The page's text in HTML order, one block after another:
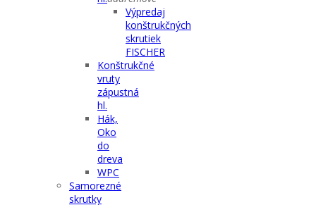
Výpredaj
konštrukčných
skrutiek
FISCHER
Konštrukčné
vruty
zápustná
hl.
Hák,
Oko
do
dreva
WPC
Samorezné
skrutky